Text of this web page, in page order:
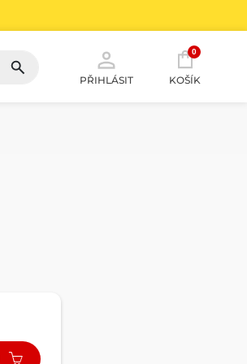
PŘIHLÁSIT
0
KOŠÍK